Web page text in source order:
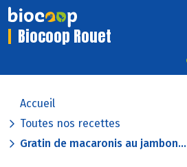
Biocoop Rouet
Accueil
Toutes nos recettes
Gratin de macaronis au jambon...